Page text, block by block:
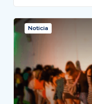
Noticia